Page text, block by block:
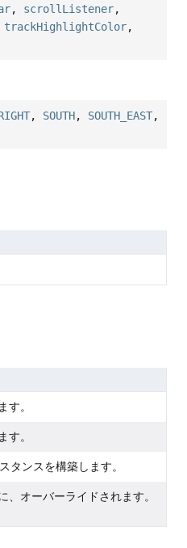
, scrollListener,
trackHighlightColor,
, SOUTH, SOUTH_EAST,
す。
す。
タンスを構築します。
、オーバーライドされます。